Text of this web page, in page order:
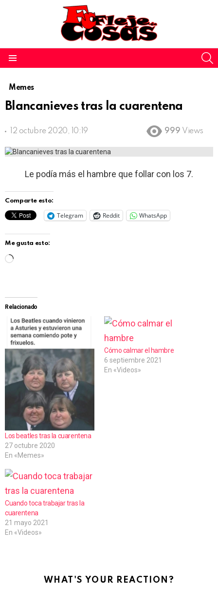
Memes
Blancanieves tras la cuarentena
12 octubre 2020, 10:19 999 Views
Le podía más el hambre que follar con los 7.
Comparte esto:
Telegram Reddit WhatsApp
Me gusta esto:
g
a
n
d
o
.
Relacionado
Los beatles tras la cuarentena
27 octubre 2020
En «Memes»
Cómo calmar el hambre
6 septiembre 2021
En «Videos»
Cuando toca trabajar tras la
cuarentena
21 mayo 2021
En «Videos»
WHAT'S YOUR REACTION?